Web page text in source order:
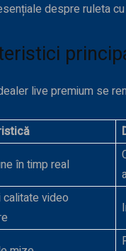
despre ruleta
live premium se
în timp real
calitate video